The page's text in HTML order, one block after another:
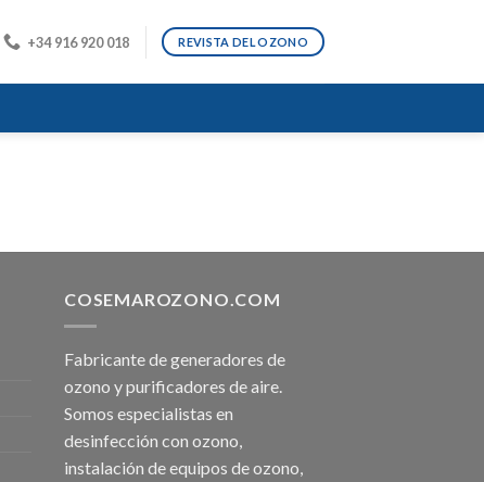
+34 916 920 018 REVISTA DEL OZONO
COSEMAROZONO.COM
Fabricante de generadores de
ozono y purificadores de aire.
Somos especialistas en
desinfección con ozono,
instalación de equipos de ozono,